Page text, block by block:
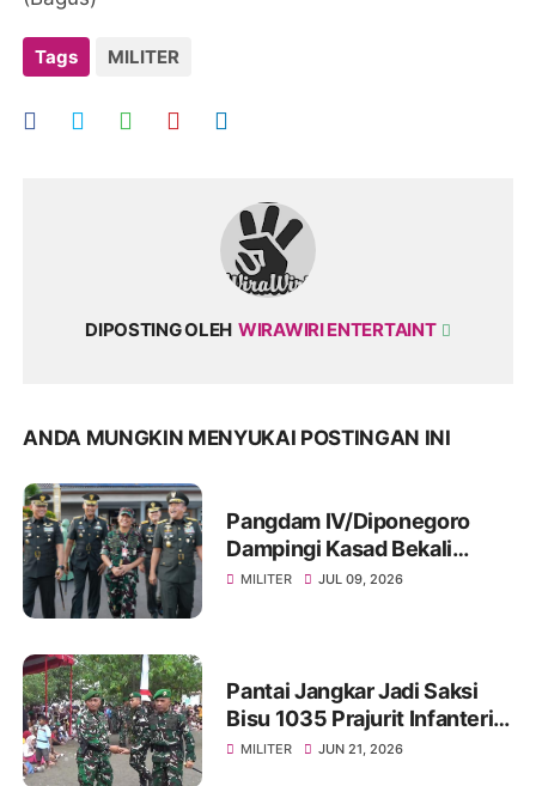
Tags MILITER
DIPOSTING OLEH WIRAWIRI ENTERTAINT
ANDA MUNGKIN MENYUKAI POSTINGAN INI
Pangdam IV/Diponegoro
Dampingi Kasad Bekali
Taruna Akmil, Siapkan
MILITER JUL 09, 2026
Pantai Jangkar Jadi Saksi
Bisu 1035 Prajurit Infanteri,
Ikuti Tradisi Pembaretan
MILITER JUN 21, 2026